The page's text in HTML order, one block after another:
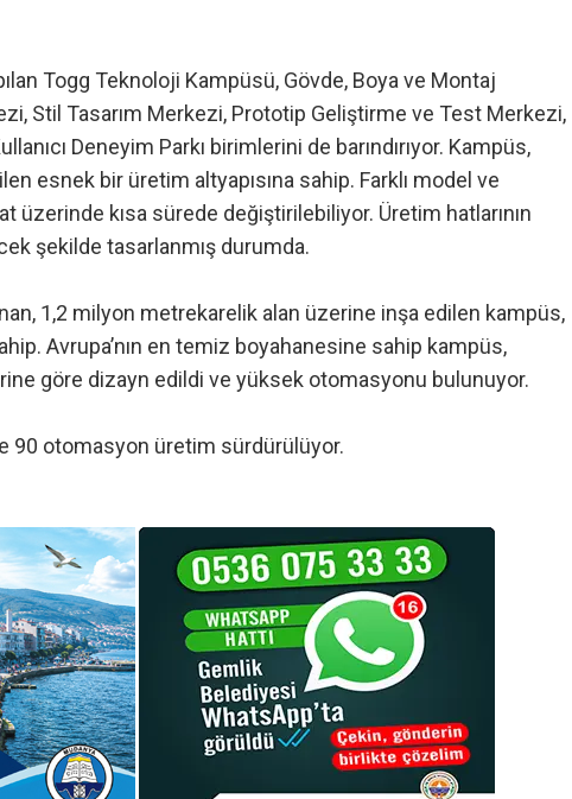
Togg Teknoloji Kampüsü, Gövde, Boya ve Montaj
Stil Tasarım Merkezi, Prototip Geliştirme ve Test Merkezi,
Deneyim Parkı birimlerini de barındırıyor. Kampüs,
esnek bir üretim altyapısına sahip. Farklı model ve
üzerinde kısa sürede değiştirilebiliyor. Üretim hatlarının
şekilde tasarlanmış durumda.
1,2 milyon metrekarelik alan üzerine inşa edilen kampüs,
Avrupa’nın en temiz boyahanesine sahip kampüs,
göre dizayn edildi ve yüksek otomasyonu bulunuyor.
90 otomasyon üretim sürdürülüyor.